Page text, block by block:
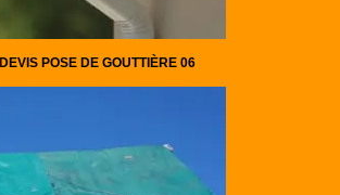
DEVIS POSE DE GOUTTIÈRE 06